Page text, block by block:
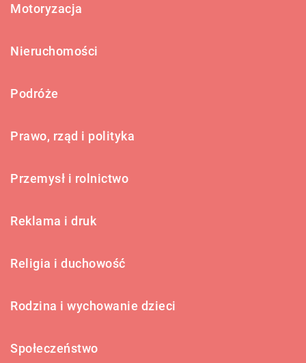
Motoryzacja
Nieruchomości
Podróże
Prawo, rząd i polityka
Przemysł i rolnictwo
Reklama i druk
Religia i duchowość
Rodzina i wychowanie dzieci
Społeczeństwo